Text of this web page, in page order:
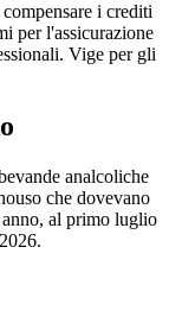
i crediti
per l'assicurazione
Vige per gli
analcoliche
che dovevano
al primo luglio